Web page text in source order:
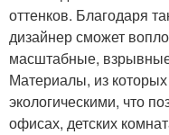
оттенков. Благодаря
дизайнер сможет
масштабные,
Материалы, из
экологическими, что
офисах, детских